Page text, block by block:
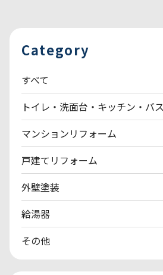
Category
すべて
トイレ・洗面台・キッチン・バ
マンションリフォーム
戸建てリフォーム
外壁塗装
給湯器
その他